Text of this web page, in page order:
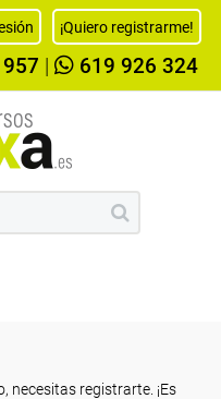
¡Quiero registrarme!
619 926 324
necesitas registrarte. ¡Es